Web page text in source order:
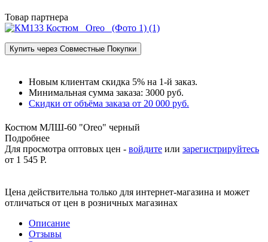
Товар партнера
Купить через Совместные Покупки
Новым клиентам скидка 5% на 1‑й заказ.
Минимальная сумма заказа: 3000 руб.
Скидки от объёма заказа от 20 000 руб.
Костюм МЛШ-60 "Oreo" черный
Подробнее
Для просмотра оптовых цен - войдите или зарегистрируйтесь
от 1 545 Р.
Цена действительна только для интернет-магазина и может
отличаться от цен в розничных магазинах
Описание
Отзывы